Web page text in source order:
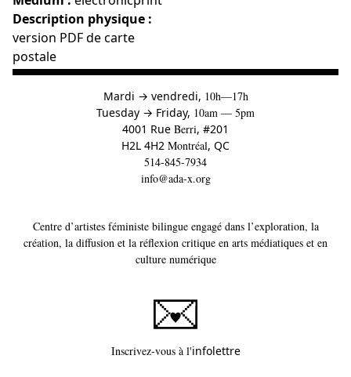
Description physique :
version PDF de carte
postale
Mardi →àvendredi, 10h—17h
Tuesday → to
Friday, 10am — 5pm
4001 Rue Berri, #201
H2L 4H2 Montréal, QC
514-845-7934
info@ada-x.org
Centre d’artistes féministe bilingue engagé dans l’exploration, la
création, la diffusion et la réflexion critique en arts médiatiques et en
culture numérique
Inscrivez-vous à l'infolettreCe lien s'ouvrira dans